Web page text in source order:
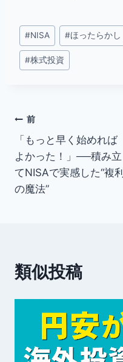
投
稿
タ
#NISA #ほったらかし
#株式投資
投
稿
ナ
ビ
シ
ョ
前
「もっと早く始めれば
よかった！」──積み立
てNISAで実感した“複利
の魔法”
類似投稿